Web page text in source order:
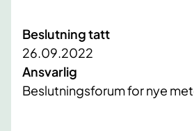
Beslutning tatt
26.09.2022
Ansvarlig
Beslutningsforum for nye